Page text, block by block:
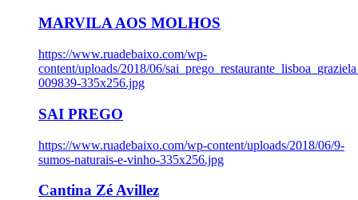
MARVILA AOS MOLHOS
https://www.ruadebaixo.com/wp-
content/uploads/2018/06/
009839-335x256.jpg
SAI PREGO
https://www.ruadebaixo.com/wp-content/uploads/2018/06/9-
sumos-naturais-e-vinho-335x256.jpg
Cantina Zé Avillez